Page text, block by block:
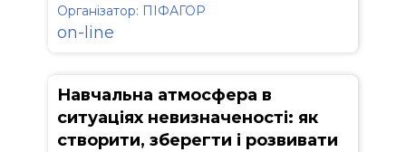
Організатор: ПІФАГОР
on-line
Навчальна атмосфера в
ситуаціях невизначеності: як
створити, зберегти і розвивати